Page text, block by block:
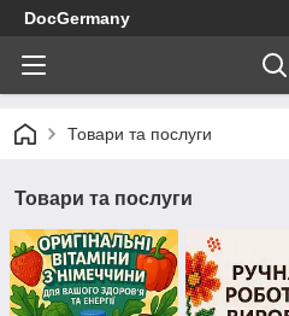
DocGermany
Товари та послуги
Товари та послуги